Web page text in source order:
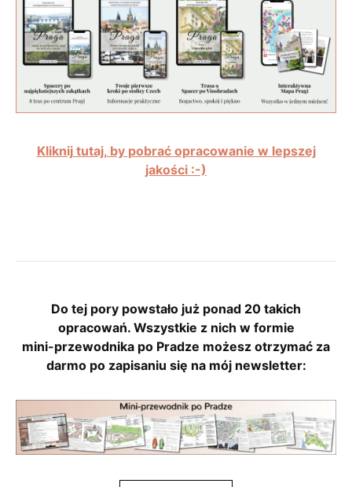
Kliknij tutaj, by pobrać opracowanie w lepszej
jakości :-)
Do tej pory powstało już ponad 20 takich
opracowań. Wszystkie z nich w formie
mini-przewodnika po Pradze możesz otrzymać za
darmo po zapisaniu się na mój newsletter: